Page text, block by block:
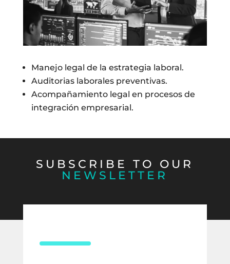
Manejo legal de la estrategia laboral.
Auditorias laborales preventivas.
Acompañamiento legal en procesos de
integración empresarial.
SUBSCRIBE TO OUR
NEWSLETTER